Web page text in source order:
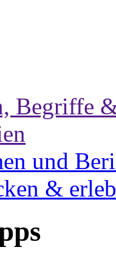
Begriffe
und
&